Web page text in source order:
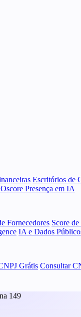
Escritórios de
Presença em IA
Fornecedores Score
IA e Dados
Grátis Consultar
149